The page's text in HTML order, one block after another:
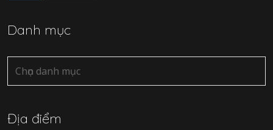
Danh mục
Danh
mục
Địa điểm